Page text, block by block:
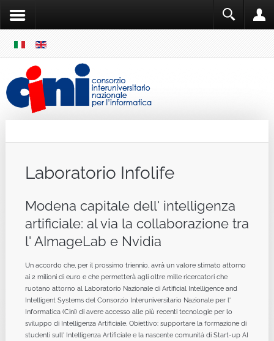
MENU
Laboratorio Infolife
Modena capitale dell' intelligenza
artificiale: al via la collaborazione tra
l' AImageLab e Nvidia
Un accordo che, per il prossimo triennio, avrà un valore stimato attorno
ai 2 milioni di euro e che permetterà agli oltre mille ricercatori che
ruotano attorno al Laboratorio Nazionale di Artificial Intelligence and
Intelligent Systems del Consorzio Interuniversitario Nazionale per l'
Informatica (Cini) di avere accesso alle più recenti tecnologie per lo
sviluppo di Intelligenza Artificiale. Obiettivo: supportare la formazione di
studenti sull' Intelligenza Artificiale e la nascente comunità di Start-up AI